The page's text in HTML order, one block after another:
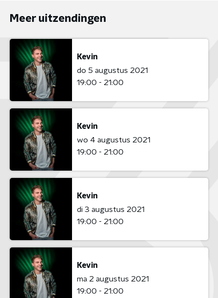
Meer uitzendingen
Kevin
do 5 augustus 2021
19:00 - 21:00
Kevin
wo 4 augustus 2021
19:00 - 21:00
Kevin
di 3 augustus 2021
19:00 - 21:00
Kevin
ma 2 augustus 2021
19:00 - 21:00